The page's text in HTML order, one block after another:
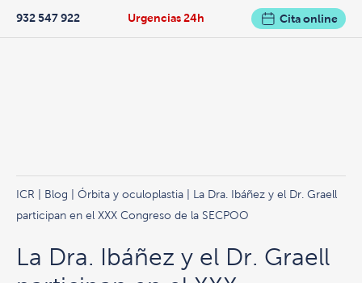
Urgencias 24h
932 547 922 Cita online
ICR Blog Órbita y oculoplastia | La Dra. Ibáñez y el Dr. Graell
participan en el XXX Congreso de la SECPOO
La Dra. Ibáñez y el Dr. Graell